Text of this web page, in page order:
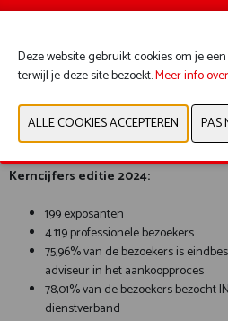
Brandweer
regering
Informatiediensten (federaal,
...
MINDERJARIGEN ZIJN NIET
Kerncijfers editie 2024:
199 exposanten
4.119 professionele bezoekers
75,96% van de bezoekers is
adviseur in het aankoopproces
78,01% van de bezoekers bezocht
dienstverband
Deze website gebruikt cookies om je
terwijl je deze site bezoekt.Meer info